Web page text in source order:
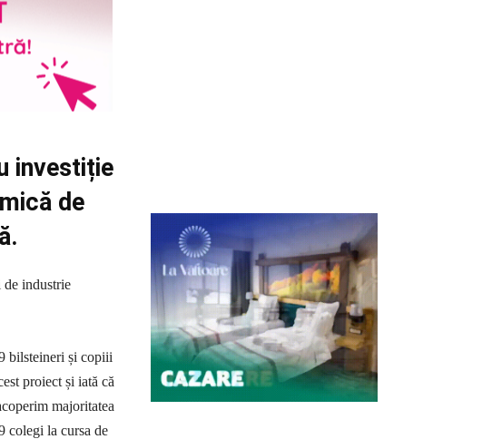
investiție
de
de industrie
bilsteineri și copiii
proiect și iată că
majoritatea
colegi la cursa de